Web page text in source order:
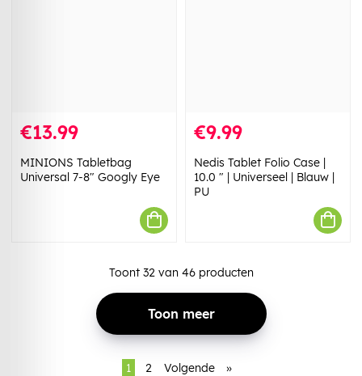
€13.99
MINIONS Tabletbag
Universal 7-8" Googly Eye
€9.99
Nedis Tablet Folio Case |
10.0 " | Universeel | Blauw |
PU
Toont 32van 46producten
Toon meer
1 2 Volgende »